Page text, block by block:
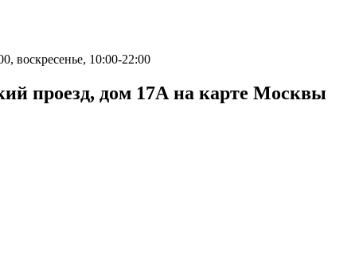
воскресенье, 10:00-22:00
проезд, дом 17А на карте Москвы